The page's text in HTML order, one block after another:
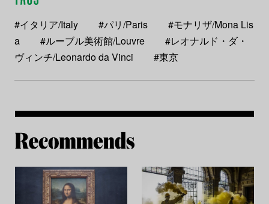
#イタリア/Italy #パリ/Paris
#モナリザ/Mona Lis
a
#ルーブル美術館/Louvre
#レオナルド・ダ・
ヴィンチ/Leonardo da Vinci
#東京